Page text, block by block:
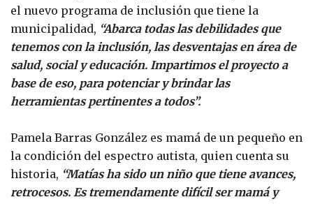
el nuevo programa de inclusión que tiene la
municipalidad, “Abarca todas las debilidades que
tenemos con la inclusión, las desventajas en área de
salud, social y educación. Impartimos el proyecto a
base de eso, para potenciar y brindar las
herramientas pertinentes a todos”.
Pamela Barras González es mamá de un pequeño en
la condición del espectro autista, quien cuenta su
historia, “Matías ha sido un niño que tiene avances,
retrocesos. Es tremendamente difícil ser mamá y